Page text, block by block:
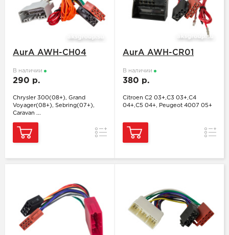
AurA AWH-CH04
В наличии
290 р.
Chrysler 300(08+), Grand
Voyager(08+), Sebring(07+),
Caravan ...
Сравнение
AurA AWH-CR01
В наличии
380 р.
Citroen C2 03+,C3 03+,C4
04+,C5 04+, Peugeot 4007 05+